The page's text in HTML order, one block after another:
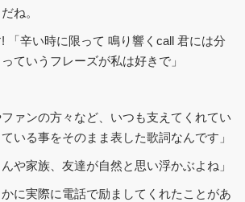
ね。
「辛い時に限って 鳴り響くcall 君には分
ていうフレーズが私は好きで」
ァンの方々など、いつも支えてくれてい
いる事をそのまま表した歌詞なんです」
や家族、友達が自然と思い浮かぶよね」
に実際に電話で励ましてくれたことがあ